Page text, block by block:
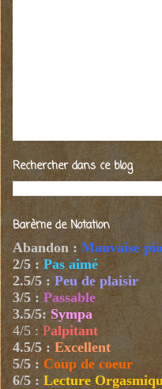
Rechercher dans ce blog
Barème de Notation
Abandon : Mauvaise
2/5 : Pas aimé
2.5/5 : Peu de plaisir
3/5 : Passable
3.5/5: Sympa
4/5 : Palpitant
4.5/5 : Excellent
5/5 : Coup de coeur
6/5: Lecture